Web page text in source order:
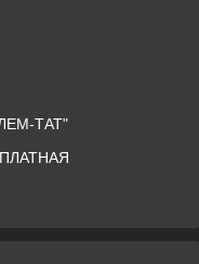
ТАТ"